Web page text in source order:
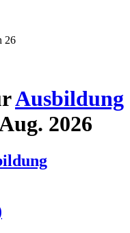
26
Ausbildung
2026